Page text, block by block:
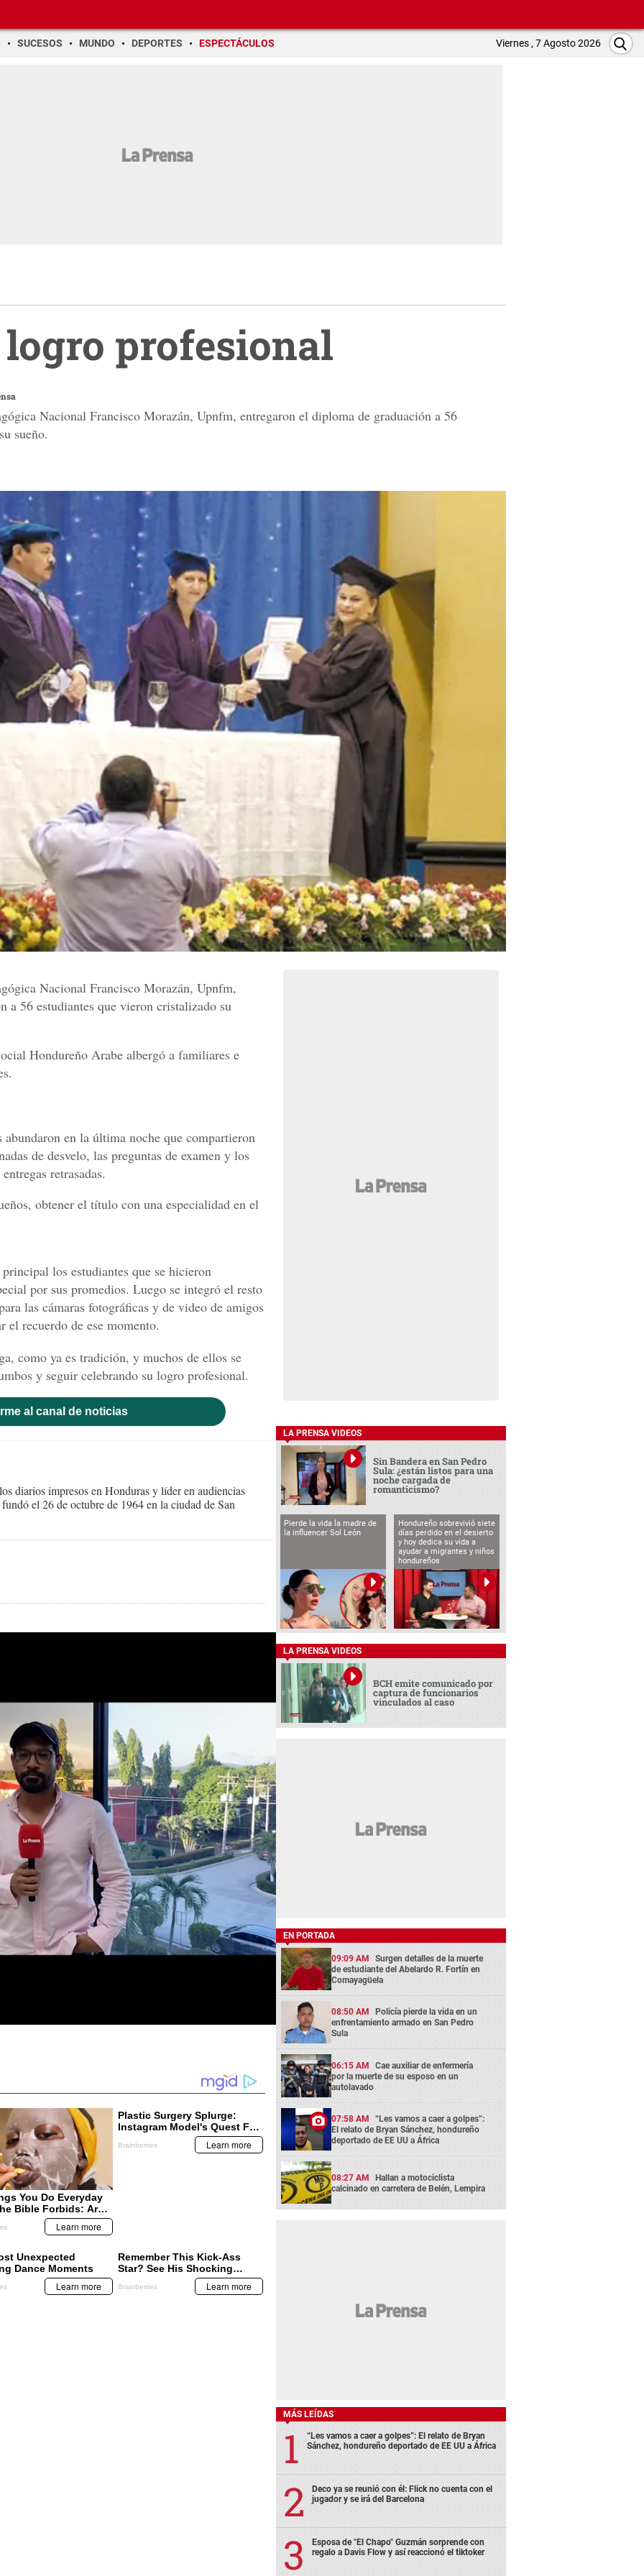
SUCESOS MUNDO DEPORTES ESPECTÁCULOS Viernes , 7 Agosto 2026
profesional
Nacional Francisco Morazán, Upnfm, entregaron el diploma de graduación a 56
sueño.
Nacional Francisco Morazán, Upnfm,
a 56 estudiantes que vieron cristalizado su
Hondureño Arabe albergó a familiares e
abundaron en la última noche que compartieron
de desvelo, las preguntas de examen y los
retrasadas.
obtener el título con una especialidad en el
los estudiantes que se hicieron
por sus promedios. Luego se integró el resto
las cámaras fotográficas y de video de amigos
recuerdo de ese momento.
como ya es tradición, y muchos de ellos se
y seguir celebrando su logro profesional.
al canal de noticias
diarios impresos en Honduras y líder en audiencias
el 26 de octubre de 1964 en la ciudad de San
LA PRENSA VIDEOS
Sin Bandera en San Pedro
Sula: ¿están listos para una
noche cargada de
romanticismo?
Pierde la vida la madre de
la influencer Sol León
Hondureño sobrevivió siete
días perdido en el desierto
y hoy dedica su vida a
ayudar a migrantes y niños
hondureños
LA PRENSA VIDEOS
BCH emite comunicado por
captura de funcionarios
vinculados al caso
EN PORTADA
09:09 AM Surgen detalles de la muerte
de estudiante del Abelardo R. Fortín en
Comayagüela
08:50 AM Policía pierde la vida en un
enfrentamiento armado en San Pedro
Sula
06:15 AM Cae auxiliar de enfermería
por la muerte de su esposo en un
autolavado
07:58 AM “Les vamos a caer a golpes”:
El relato de Bryan Sánchez, hondureño
deportado de EE UU a África
08:27 AM Hallan a motociclista
calcinado en carretera de Belén, Lempira
MÁS LEÍDAS
“Les vamos a caer a golpes”: El relato de Bryan
Sánchez, hondureño deportado de EE UU a África
Deco ya se reunió con él: Flick no cuenta con el
jugador y se irá del Barcelona
Esposa de "El Chapo" Guzmán sorprende con
regalo a Davis Flow y así reaccionó el tiktoker